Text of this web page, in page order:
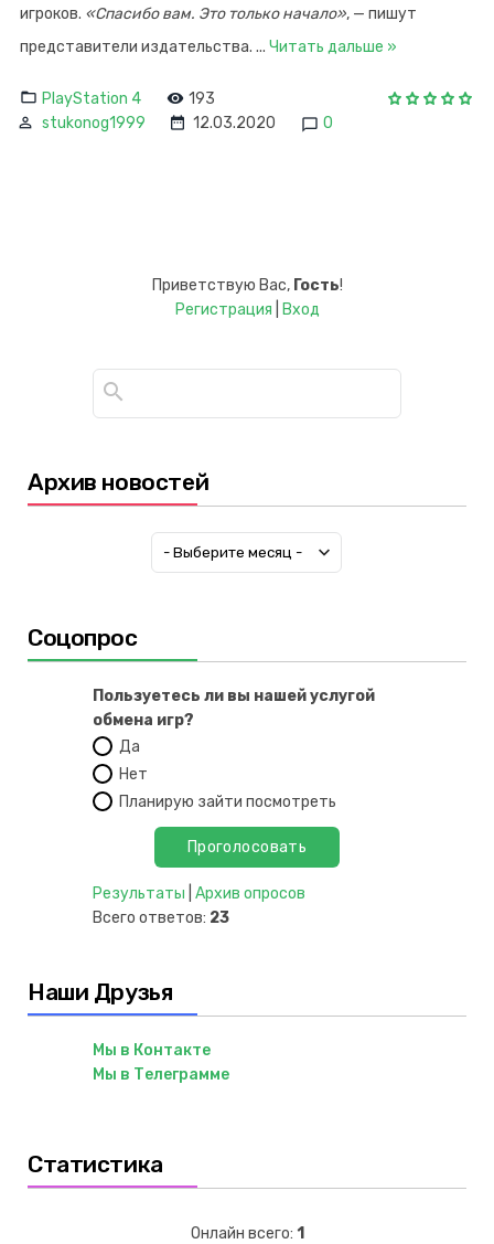
игроков. «Спасибо вам. Это только начало», — пишут
представители издательства. ... Читать дальше »
PlayStation 4
193
stukonog1999
12.03.2020 0
Приветствую Вас, Гость!
Регистрация
Вход
Архив новостей
Соцопрос
Пользуетесь ли вы нашей услугой
обмена игр?
Да
Нет
Планирую зайти посмотреть
Результаты Архив опросов
Всего ответов: 23
Наши Друзья
Мы в Контакте
Мы в Телеграмме
Статистика
Онлайн всего: 1